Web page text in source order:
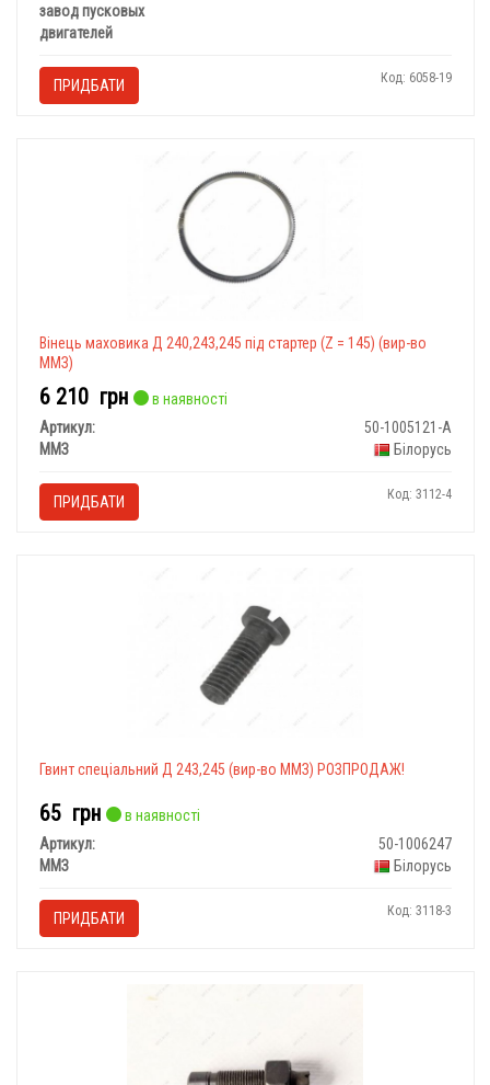
завод пусковых
двигателей
ПРИДБАТИ Код: 6058-19
Вінець маховика Д 240,243,245 під стартер (Z = 145) (вир-во
ММЗ)
6 210 грн
в наявності
Артикул:
50-1005121-А
ММЗ
Білорусь
ПРИДБАТИ Код: 3112-4
Гвинт спеціальний Д 243,245 (вир-во ММЗ) РОЗПРОДАЖ!
65 грн
в наявності
Артикул:
50-1006247
ММЗ
Білорусь
ПРИДБАТИ Код: 3118-3